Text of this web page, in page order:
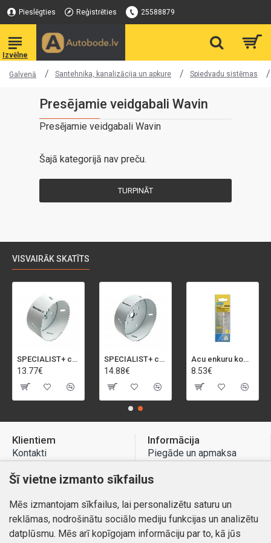
Pieslēgties Reģistrēties 25588879
Galvenā Santehnika, kanalizācija un apkure Spiedvadu sistēmas
Presējamie veidgabali Wavin
Presējamie veidgabali Wavin
Šajā kategorijā nav preču.
TURPINĀT
VISVAIRĀK SKATĪTS
SPECIALIST+ caurumu zāģis BI-METAL, 92 mm
13.77€
SPECIALIST+ caurumu zāģis BI-METAL, 98 mm
14.88€
Acu enkuru komplekts, 3-13 mm, Rapid, 12 gab.
8.53€
Klientiem
Kontakti
Preču atgriešana
Mans profils
Pasūtījumi
Informācija
Piegāde un apmaksa
Atteikuma tiesības
Kontakti
Šī vietne izmanto sīkfailus
Mēs izmantojam sīkfailus, lai personalizētu saturu un
reklāmas, nodrošinātu sociālo mediju funkcijas un analizētu
datplūsmu. Mēs arī kopīgojam informāciju par to, kā jūs